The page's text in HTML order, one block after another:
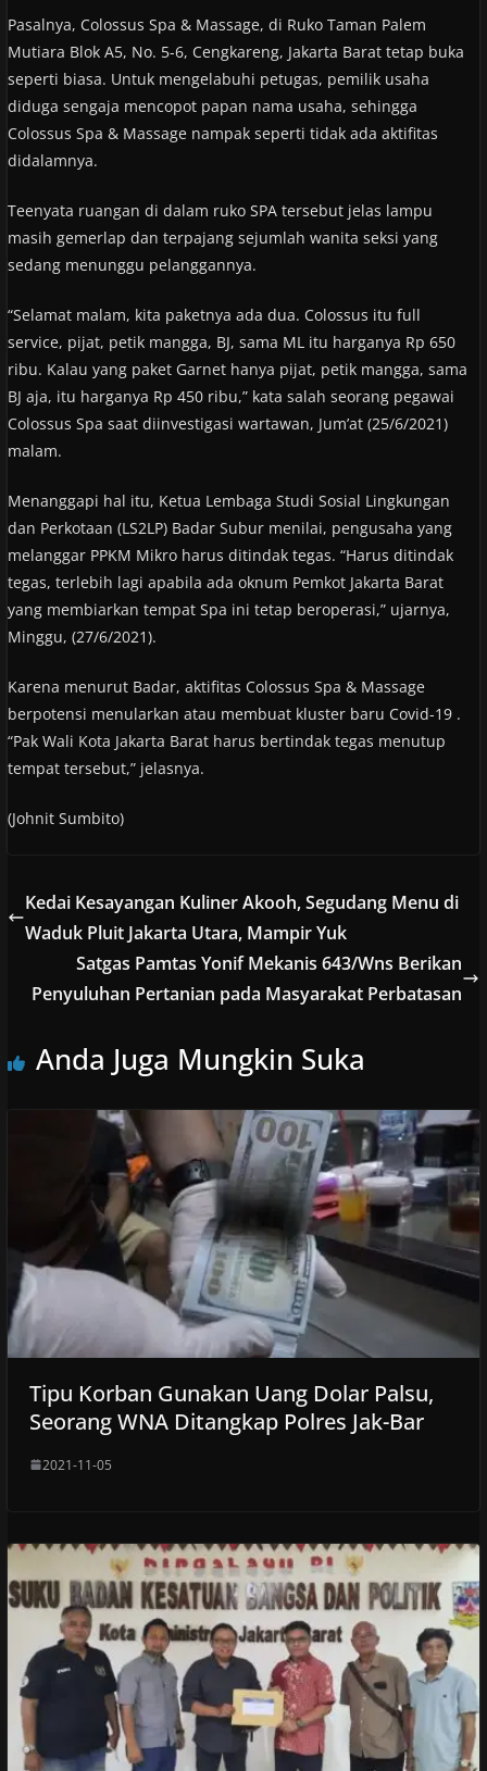
Pasalnya, Colossus Spa & Massage, di Ruko Taman Palem
Mutiara Blok A5, No. 5-6, Cengkareng, Jakarta Barat tetap buka
seperti biasa. Untuk mengelabuhi petugas, pemilik usaha
diduga sengaja mencopot papan nama usaha, sehingga
Colossus Spa & Massage nampak seperti tidak ada aktifitas
didalamnya.
Teenyata ruangan di dalam ruko SPA tersebut jelas lampu
masih gemerlap dan terpajang sejumlah wanita seksi yang
sedang menunggu pelanggannya.
“Selamat malam, kita paketnya ada dua. Colossus itu full
service, pijat, petik mangga, BJ, sama ML itu harganya Rp 650
ribu. Kalau yang paket Garnet hanya pijat, petik mangga, sama
BJ aja, itu harganya Rp 450 ribu,” kata salah seorang pegawai
Colossus Spa saat diinvestigasi wartawan, Jum’at (25/6/2021)
malam.
Menanggapi hal itu, Ketua Lembaga Studi Sosial Lingkungan
dan Perkotaan (LS2LP) Badar Subur menilai, pengusaha yang
melanggar PPKM Mikro harus ditindak tegas. “Harus ditindak
tegas, terlebih lagi apabila ada oknum Pemkot Jakarta Barat
yang membiarkan tempat Spa ini tetap beroperasi,” ujarnya,
Minggu, (27/6/2021).
Karena menurut Badar, aktifitas Colossus Spa & Massage
berpotensi menularkan atau membuat kluster baru Covid-19 .
“Pak Wali Kota Jakarta Barat harus bertindak tegas menutup
tempat tersebut,” jelasnya.
(Johnit Sumbito)
Kedai Kesayangan Kuliner Akooh, Segudang Menu di
Waduk Pluit Jakarta Utara, Mampir Yuk
Satgas Pamtas Yonif Mekanis 643/Wns Berikan
Penyuluhan Pertanian pada Masyarakat Perbatasan
Anda Juga Mungkin Suka
Tipu Korban Gunakan Uang Dolar Palsu,
Seorang WNA Ditangkap Polres Jak-Bar
2021-11-05